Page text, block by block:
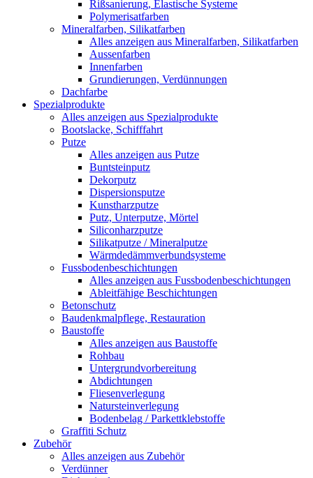
Rißsanierung, Elastische Systeme
Polymerisatfarben
Mineralfarben, Silikatfarben
Alles anzeigen aus Mineralfarben, Silikatfarben
Aussenfarben
Innenfarben
Grundierungen, Verdünnungen
Dachfarbe
Spezialprodukte
Alles anzeigen aus Spezialprodukte
Bootslacke, Schifffahrt
Putze
Alles anzeigen aus Putze
Buntsteinputz
Dekorputz
Dispersionsputze
Kunstharzputze
Putz, Unterputze, Mörtel
Siliconharzputze
Silikatputze / Mineralputze
Wärmdedämmverbundsysteme
Fussbodenbeschichtungen
Alles anzeigen aus Fussbodenbeschichtungen
Ableitfähige Beschichtungen
Betonschutz
Baudenkmalpflege, Restauration
Baustoffe
Alles anzeigen aus Baustoffe
Rohbau
Untergrundvorbereitung
Abdichtungen
Fliesenverlegung
Natursteinverlegung
Bodenbelag / Parkettklebstoffe
Graffiti Schutz
Zubehör
Alles anzeigen aus Zubehör
Verdünner